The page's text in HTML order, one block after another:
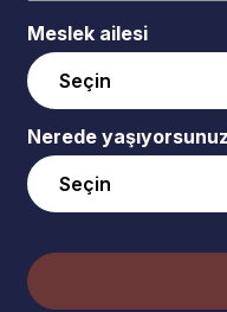
Meslek ailesi
Nerede